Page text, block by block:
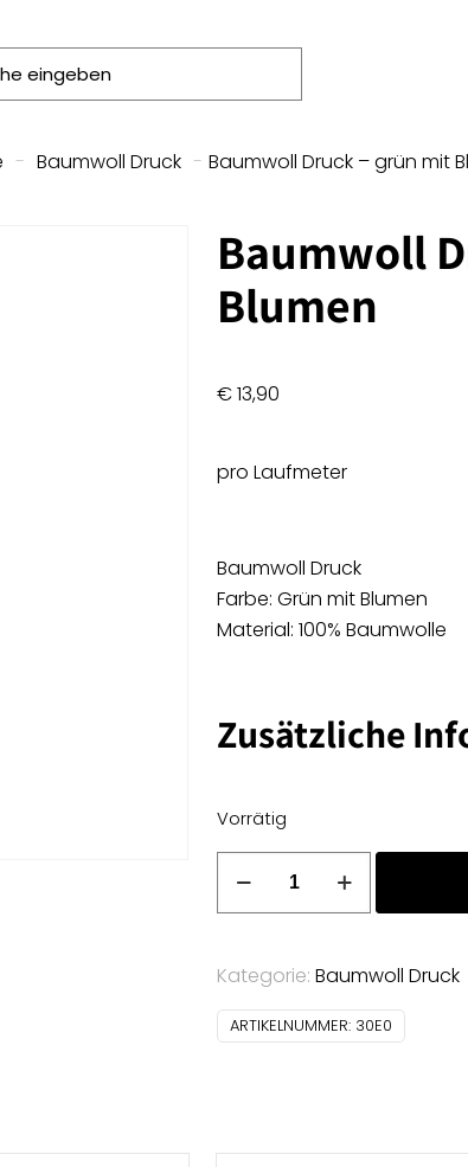
- Baumwoll Druck - Baumwoll Druck – grün mit
Baumwoll
Blumen
€13,90
pro Laufmeter
Baumwoll Druck
Farbe: Grün mit Blumen
Material: 100% Baumwolle
Zusätzliche
Vorrätig
mit
Blumen
Menge
Kategorie: Baumwoll Druck
ARTIKELNUMMER: 30E0